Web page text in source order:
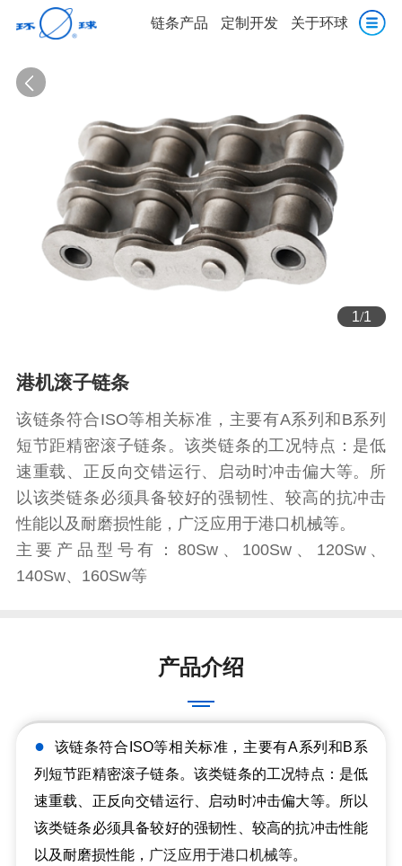
链条产品 定制开发 关于环球
1/1
港机滚子链条
该链条符合ISO等相关标准，主要有A系列和B系列
短节距精密滚子链条。该类链条的工况特点：是低
速重载、正反向交错运行、启动时冲击偏大等。所
以该类链条必须具备较好的强韧性、较高的抗冲击
性能以及耐磨损性能，广泛应用于港口机械等。
主要产品型号有：80Sw、100Sw、120Sw、
140Sw、160Sw等
产品介绍
●
该链条符合ISO等相关标准，主要有A系列和B系
列短节距精密滚子链条。该类链条的工况特点：是低
速重载、正反向交错运行、启动时冲击偏大等。所以
该类链条必须具备较好的强韧性、较高的抗冲击性能
以及耐磨损性能， 广泛应用于港口机械等。